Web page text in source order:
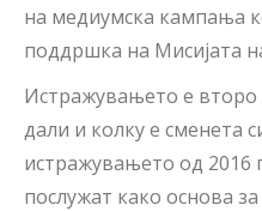
на медиумска кампања
поддршка на Мисијата
Истражувањето е
дали и колку е сменета
истражувањето од 2016
послужат како основа